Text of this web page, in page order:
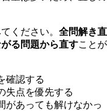
ください。 全問解き直
る問題から直すことが
確認する
失点を優先する
があっても解けなかっ